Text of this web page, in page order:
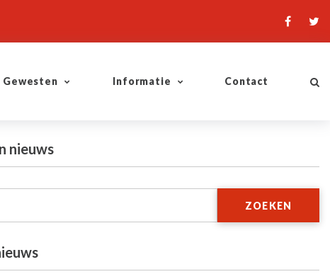
Gewesten Informatie Contact
nieuws
ZOEKEN